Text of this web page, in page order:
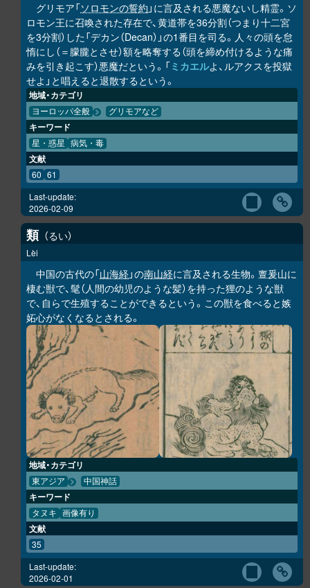
グリモア「ソロモンの誓約 」に言及される悪魔ないし精霊。ソ
ロモン王に召喚された存在で、黄道帯を36分割（つまり十二宮
を3分割）した「デカン（Decan）」の1番目を司る。人々の頭を怠
惰にし（＝朦朧とさせ）額を略奪する（頭を締め付けるような痛
みを引き起こす）悪魔だという。「ミカエルよ、ルアクスを投獄
せよ」と唱えると退散するという。
地域・カテゴリ
ヨーロッパ全般 グリモアなど
キーワード
星・惑星 病気・毒
文献
60 61
Last-update:
2026-02-09
類 るい
Lèi
中国の古代の「山海経 」の南山経に言及される生物。亶爰山に
棲む獣で、髦（人間の幼児のような髪）を持った狸のような獣
で、自らで生殖することができるという。この獣を食べると嫉
妬心がなくなるとされる。
地域・カテゴリ
東アジア 中国神話
キーワード
タヌキ 画像有り
文献
35
Last-update:
2026-02-01